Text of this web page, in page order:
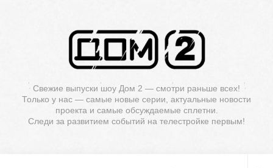
Свежие выпуски шоу Дом 2 — смотри раньше всех!
Только у нас — самые новые серии, актуальные новости
проекта и самые обсуждаемые сплетни.
Следи за развитием событий на телестройке первым!